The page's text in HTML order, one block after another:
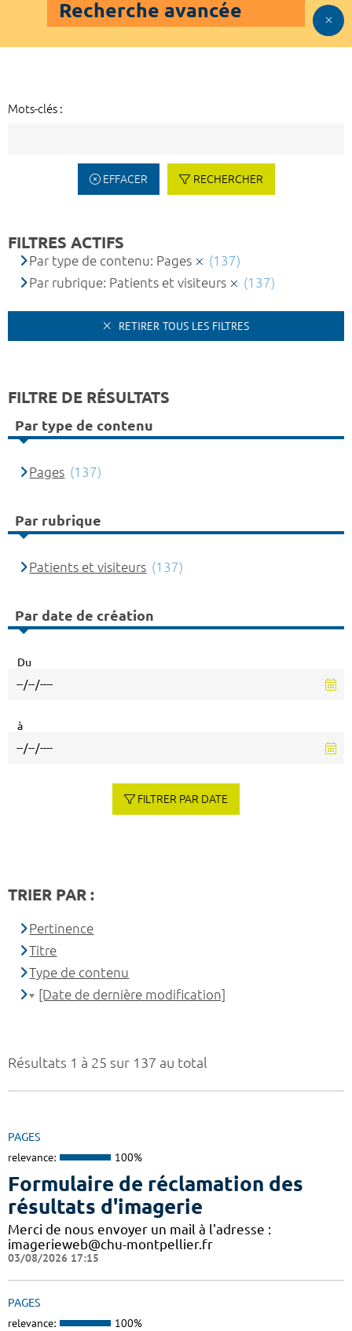
Recherche avancée
Mots-clés :
EFFACER RECHERCHER
Résultats 1 à 25 sur 137 au total
PAGES
relevance: 100%
Formulaire de réclamation des
résultats d'imagerie
Merci de nous envoyer un mail à l'adresse :
imagerieweb@chu-montpellier.fr
03/08/2026 17:15
PAGES
relevance: 100%
FILTRES ACTIFS
Par type de contenu: Pages
(137)
Par rubrique: Patients et visiteurs
(137)
RETIRER TOUS LES FILTRES
FILTRE DE RÉSULTATS
Par type de contenu
Pages (137)
Par rubrique
Patients et visiteurs (137)
Par date de création
Du
à
FILTRER PAR DATE
TRIER PAR :
Pertinence
Titre
Type de contenu
[Date de dernière modification]